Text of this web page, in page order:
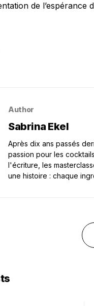
de
Author
Sabrina Ekel
Après dix ans passés
passion pour les
l'écriture, les
une histoire : chaque